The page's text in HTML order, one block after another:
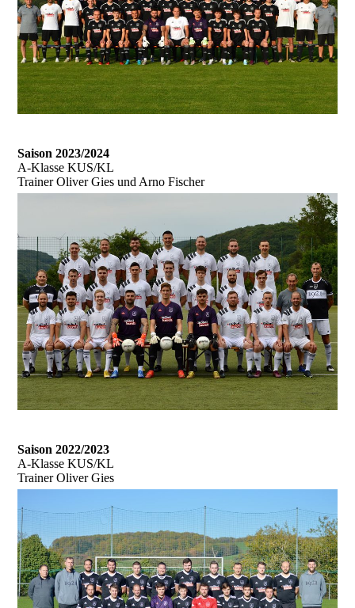
Saison 2023/2024
A-Klasse KUS/KL
Trainer Oliver Gies und Arno Fischer
Saison 2022/2023
A-Klasse KUS/KL
Trainer Oliver Gies